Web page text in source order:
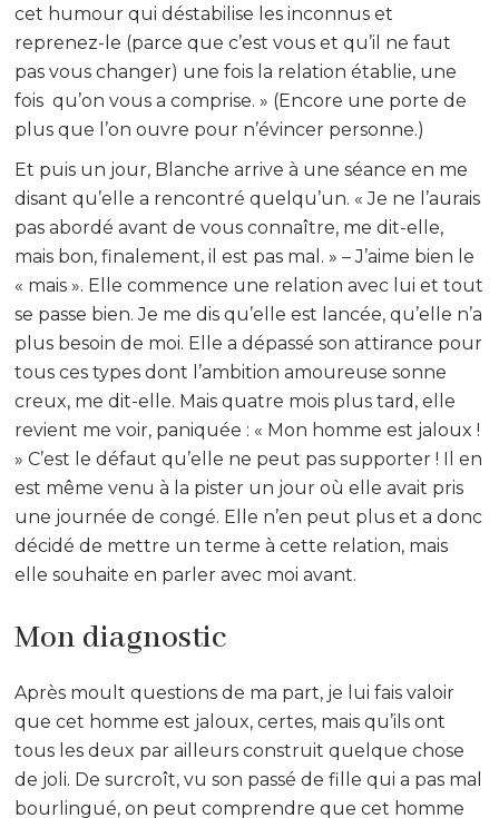
cet humour qui déstabilise les inconnus et
reprenez-le (parce que c’est vous et qu’il ne faut
pas vous changer) une fois la relation établie, une
fois qu’on vous a comprise. » (Encore une porte de
plus que l’on ouvre pour n’évincer personne.)
Et puis un jour, Blanche arrive à une séance en me
disant qu’elle a rencontré quelqu’un. « Je ne l’aurais
pas abordé avant de vous connaître, me dit-elle,
mais bon, finalement, il est pas mal. » – J’aime bien le
« mais ». Elle commence une relation avec lui et tout
se passe bien. Je me dis qu’elle est lancée, qu’elle n’a
plus besoin de moi. Elle a dépassé son attirance pour
tous ces types dont l’ambition amoureuse sonne
creux, me dit-elle. Mais quatre mois plus tard, elle
revient me voir, paniquée : « Mon homme est jaloux !
» C’est le défaut qu’elle ne peut pas supporter ! Il en
est même venu à la pister un jour où elle avait pris
une journée de congé. Elle n’en peut plus et a donc
décidé de mettre un terme à cette relation, mais
elle souhaite en parler avec moi avant.
Mon diagnostic
Après moult questions de ma part, je lui fais valoir
que cet homme est jaloux, certes, mais qu’ils ont
tous les deux par ailleurs construit quelque chose
de joli. De surcroît, vu son passé de fille qui a pas mal
bourlingué, on peut comprendre que cet homme